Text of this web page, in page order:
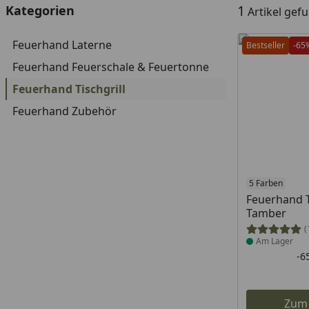
Kategorien
Feuerhand Laterne
Feuerhand Feuerschale & Feuertonne
Feuerhand Tischgrill
Feuerhand Zubehör
1 Artikel
Bestseller -
5 Farben
Feuerhand
Tamber
Produkt am
Am Lager
-